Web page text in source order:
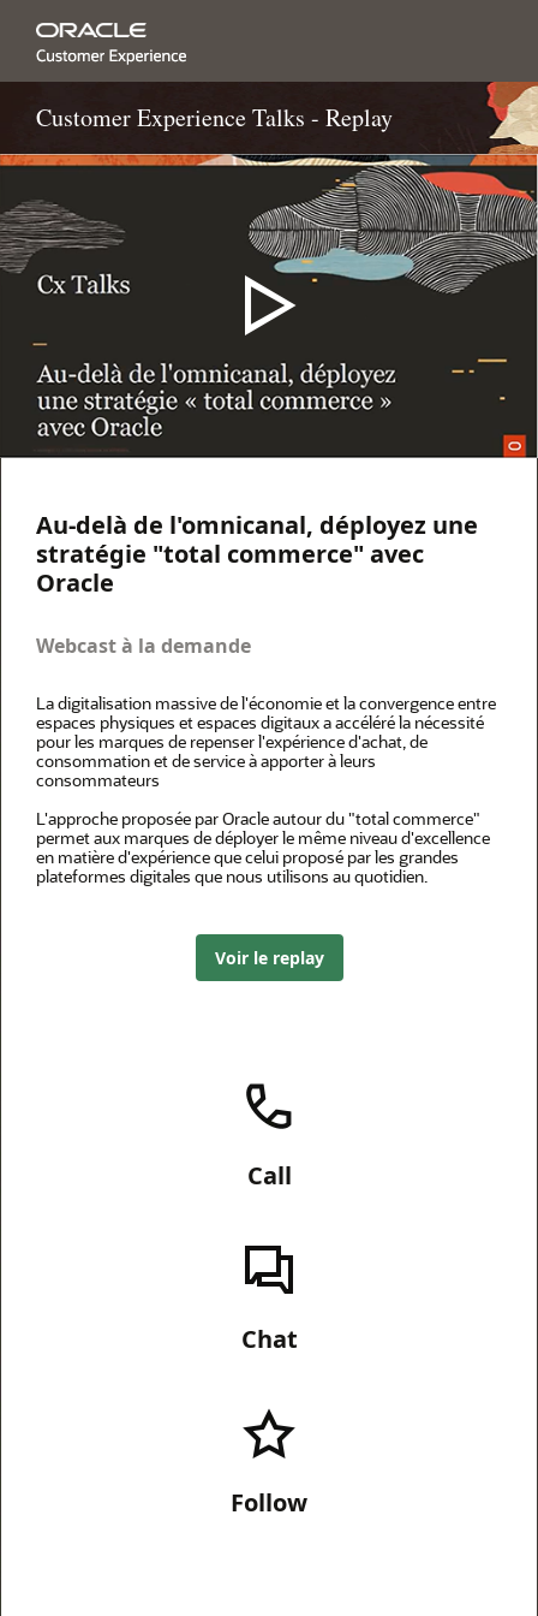
Customer Experience Talks - Replay
Au-delà de l'omnicanal, déployez une
stratégie "total commerce" avec
Oracle
Webcast à la demande
La digitalisation massive de l'économie et la convergence entre
espaces physiques et espaces digitaux a accéléré la nécessité
pour les marques de repenser l'expérience d'achat, de
consommation et de service à apporter à leurs
consommateurs
L'approche proposée par Oracle autour du "total commerce"
permet aux marques de déployer le même niveau d'excellence
en matière d'expérience que celui proposé par les grandes
plateformes digitales que nous utilisons au quotidien.
Voir le replay
Call
Chat
Follow